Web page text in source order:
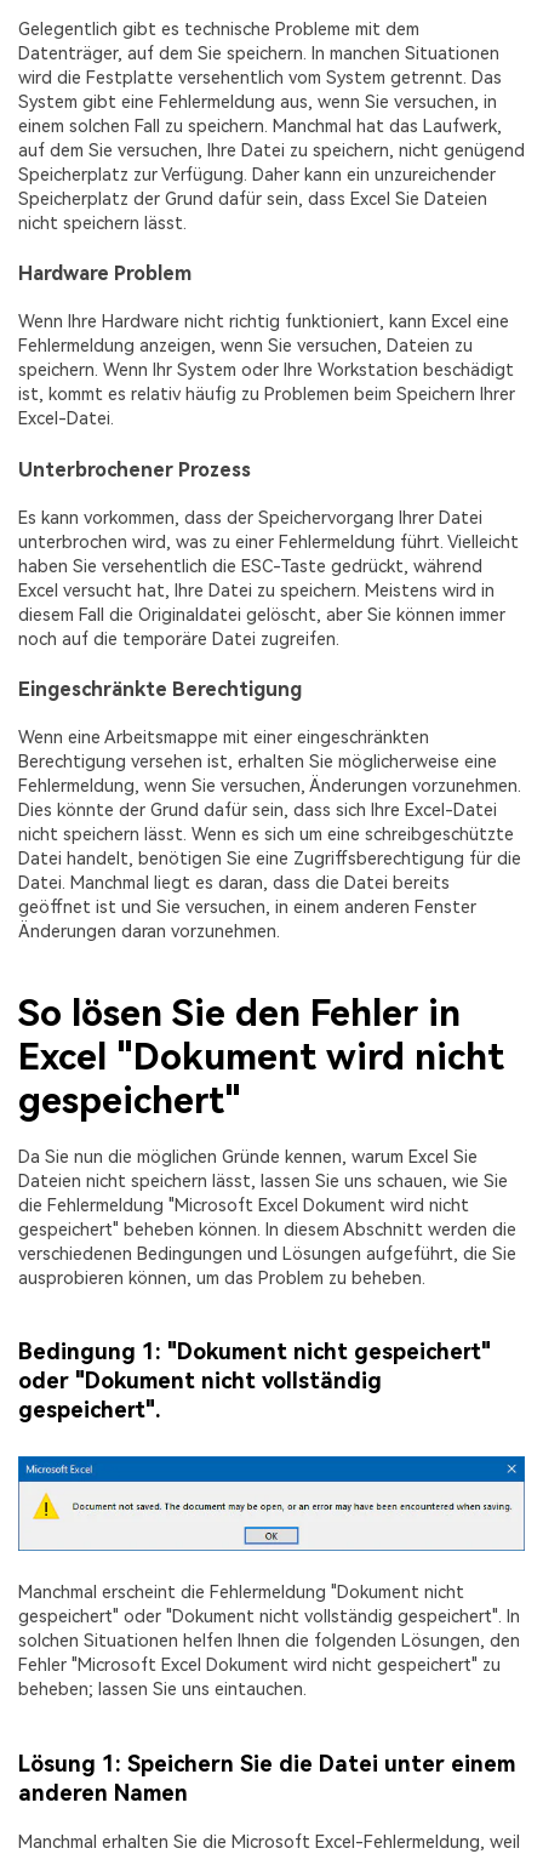
Gelegentlich gibt es technische Probleme mit dem
Datenträger, auf dem Sie speichern. In manchen Situationen
wird die Festplatte versehentlich vom System getrennt. Das
System gibt eine Fehlermeldung aus, wenn Sie versuchen, in
einem solchen Fall zu speichern. Manchmal hat das Laufwerk,
auf dem Sie versuchen, Ihre Datei zu speichern, nicht genügend
Speicherplatz zur Verfügung. Daher kann ein unzureichender
Speicherplatz der Grund dafür sein, dass Excel Sie Dateien
nicht speichern lässt.
Hardware Problem
Wenn Ihre Hardware nicht richtig funktioniert, kann Excel eine
Fehlermeldung anzeigen, wenn Sie versuchen, Dateien zu
speichern. Wenn Ihr System oder Ihre Workstation beschädigt
ist, kommt es relativ häufig zu Problemen beim Speichern Ihrer
Excel-Datei.
Unterbrochener Prozess
Es kann vorkommen, dass der Speichervorgang Ihrer Datei
unterbrochen wird, was zu einer Fehlermeldung führt. Vielleicht
haben Sie versehentlich die ESC-Taste gedrückt, während
Excel versucht hat, Ihre Datei zu speichern. Meistens wird in
diesem Fall die Originaldatei gelöscht, aber Sie können immer
noch auf die temporäre Datei zugreifen.
Eingeschränkte Berechtigung
Wenn eine Arbeitsmappe mit einer eingeschränkten
Berechtigung versehen ist, erhalten Sie möglicherweise eine
Fehlermeldung, wenn Sie versuchen, Änderungen vorzunehmen.
Dies könnte der Grund dafür sein, dass sich Ihre Excel-Datei
nicht speichern lässt. Wenn es sich um eine schreibgeschützte
Datei handelt, benötigen Sie eine Zugriffsberechtigung für die
Datei. Manchmal liegt es daran, dass die Datei bereits
geöffnet ist und Sie versuchen, in einem anderen Fenster
Änderungen daran vorzunehmen.
So lösen Sie den Fehler in
Excel "Dokument wird nicht
gespeichert"
Da Sie nun die möglichen Gründe kennen, warum Excel Sie
Dateien nicht speichern lässt, lassen Sie uns schauen, wie Sie
die Fehlermeldung "Microsoft Excel Dokument wird nicht
gespeichert" beheben können. In diesem Abschnitt werden die
verschiedenen Bedingungen und Lösungen aufgeführt, die Sie
ausprobieren können, um das Problem zu beheben.
Bedingung 1: "Dokument nicht gespeichert"
oder "Dokument nicht vollständig
gespeichert".
Manchmal erscheint die Fehlermeldung "Dokument nicht
gespeichert" oder "Dokument nicht vollständig gespeichert". In
solchen Situationen helfen Ihnen die folgenden Lösungen, den
Fehler "Microsoft Excel Dokument wird nicht gespeichert" zu
beheben; lassen Sie uns eintauchen.
Lösung 1: Speichern Sie die Datei unter einem
anderen Namen
Manchmal erhalten Sie die Microsoft Excel-Fehlermeldung, weil